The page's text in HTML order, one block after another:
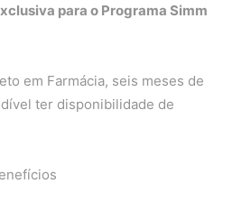
para o Programa Simm
em Farmácia, seis meses de
ter disponibilidade de